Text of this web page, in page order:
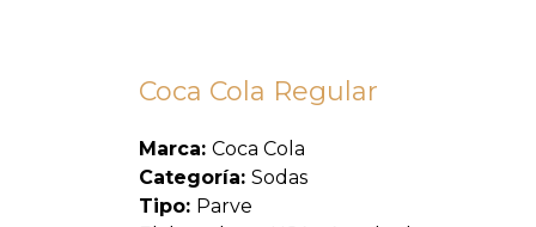
Coca Cola Regular
Marca: Coca Cola
Categoría: Sodas
Tipo: Parve